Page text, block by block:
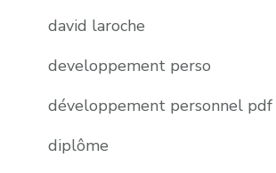
david laroche
developpement perso
développement personnel pdf
diplôme